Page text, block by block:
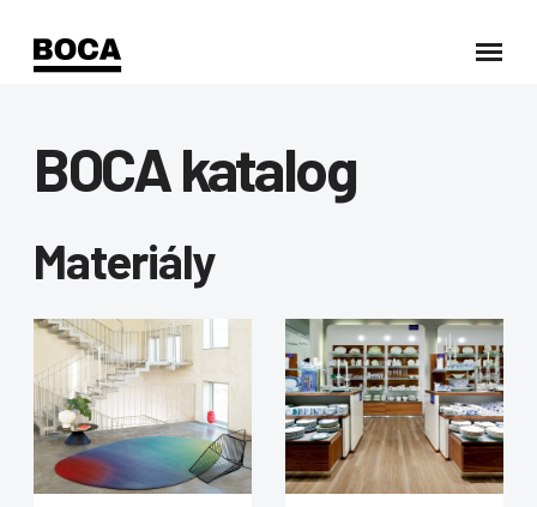
BOCA katalog
Materiály